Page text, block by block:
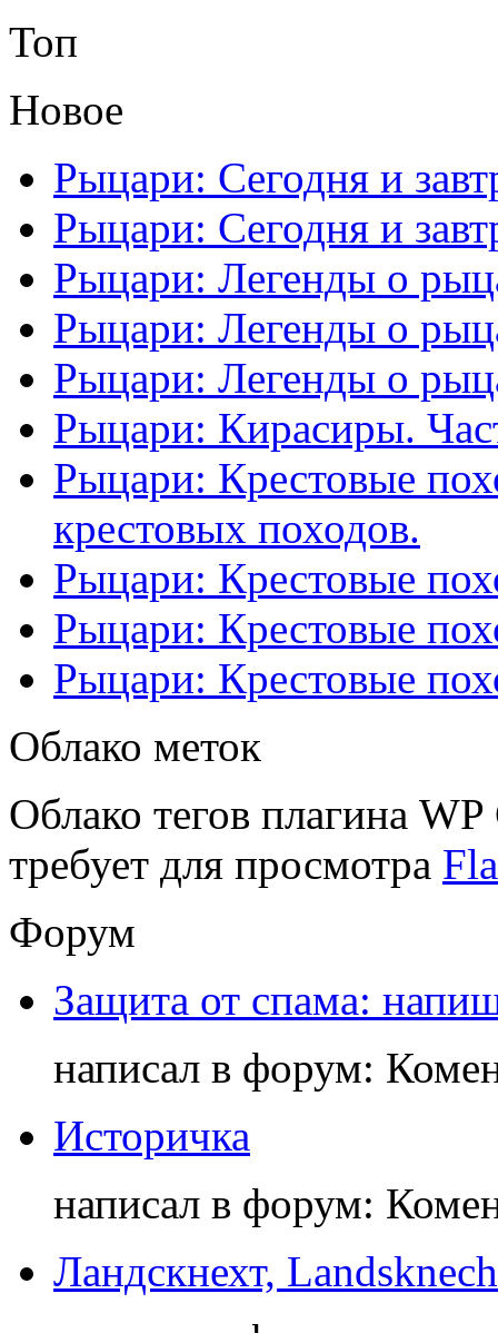
Топ
Новое
Рыцари: Сегодня и
Рыцари: Сегодня и
Рыцари: Легенды о
Рыцари: Легенды о
Рыцари: Легенды о
Рыцари: Кирасиры.
Рыцари: Крестовые
крестовых походов.
Рыцари: Крестовые
Рыцари: Крестовые
Рыцари: Крестовые
Облако меток
Облако тегов плагина
требует для просмотра
Форум
Защита от спама:
написал в форум:
Историчка
написал в форум:
Ландскнехт,